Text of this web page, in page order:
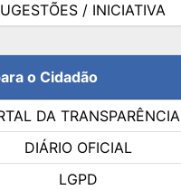
/ INICIATIVA
o Cidadão
DA TRANSPARÊNCIA
DIÁRIO OFICIAL
LGPD